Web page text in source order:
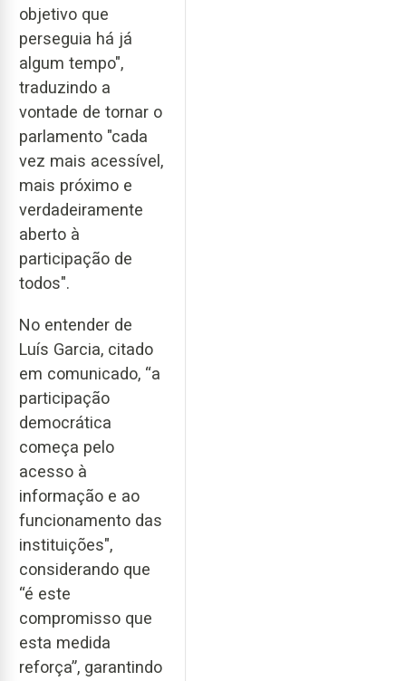
objetivo que
perseguia há já
algum tempo",
traduzindo a
vontade de tornar o
parlamento "cada
vez mais acessível,
mais próximo e
verdadeiramente
aberto à
participação de
todos".
No entender de
Luís Garcia, citado
em comunicado, “a
participação
democrática
começa pelo
acesso à
informação e ao
funcionamento das
instituições",
considerando que
“é este
compromisso que
esta medida
reforça”, garantindo